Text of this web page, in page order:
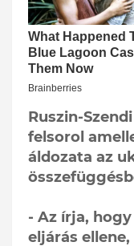
Ruszin-
felsorol
áldozata az
- Az írja,
eljárás